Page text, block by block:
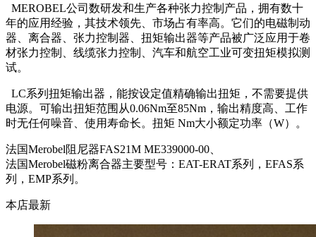
MEROBEL公司数研发和生产各种张力控制产品，拥有数十
年的应用经验，其技术领先、市场占有率高。它们的电磁制动
器、离合器、张力控制器、扭矩输出器等产品被广泛应用于卷
材张力控制、线缆张力控制、汽车和航空工业可变扭矩模拟测
试。
LC系列扭矩输出器，能按设定值精确输出扭矩，不需要提供
电源。可输出扭矩范围从0.06Nm至85Nm，输出精度高、工作
时无任何噪音、使用寿命长。扭矩 Nm大小额定功率（W）。
法国Merobel阻尼器FAS21M ME339000-00、
法国Merobel磁粉离合器主要型号：EAT-ERAT系列，EFAS系
列，EMP系列。
本店最新